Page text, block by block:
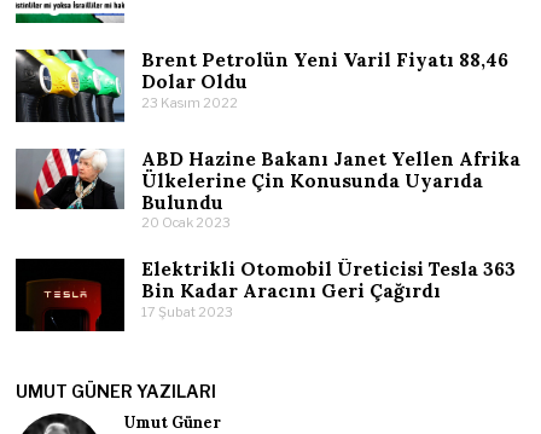
Brent Petrolün Yeni Varil Fiyatı 88,46
Dolar Oldu
23 Kasım 2022
ABD Hazine Bakanı Janet Yellen Afrika
Ülkelerine Çin Konusunda Uyarıda
Bulundu
20 Ocak 2023
Elektrikli Otomobil Üreticisi Tesla 363
Bin Kadar Aracını Geri Çağırdı
17 Şubat 2023
UMUT GÜNER YAZILARI
Umut Güner